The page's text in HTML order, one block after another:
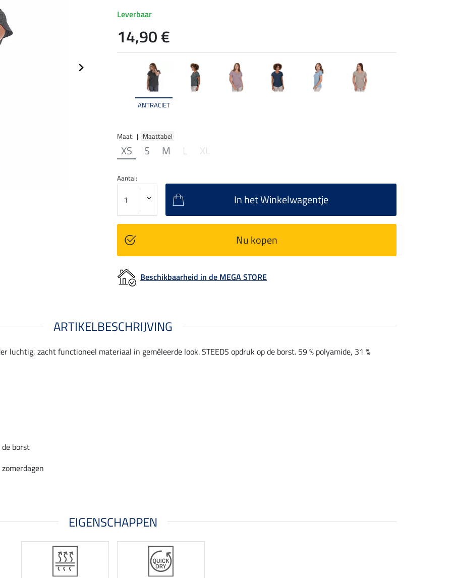
ANTRACIET
Maat: | Maattabel
XS S M L XL
Leverbaar
14,90 €
Aantal:
In het Winkelwagentje
Nu kopen
Beschikbaarheid in de MEGA STORE
ARTIKELBESCHRIJVING
zacht functioneel materiaal in gemêleerde look. STEEDS opdruk op de borst. 59 % polyamide, 31 %
de borst
EIGENSCHAPPEN